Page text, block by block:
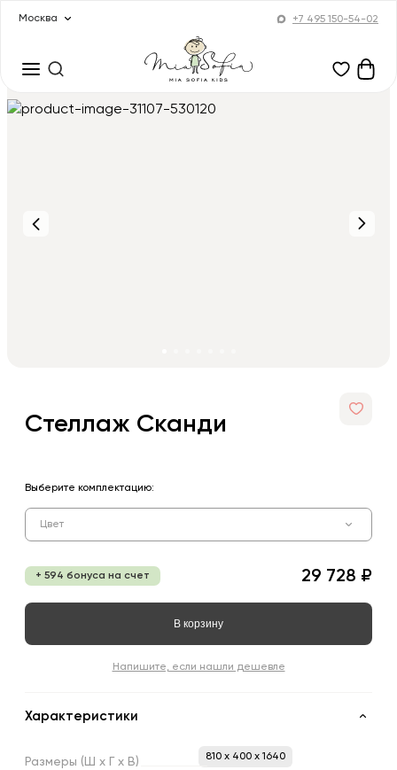
Москва +7 495 150-54-02
Стеллаж Сканди
Выберите комплектацию:
Цвет
+ 594 бонуса на счет 29 728 ₽
В корзину
Напишите, если нашли дешевле
Характеристики
Размеры (Ш х х В) 810 x 400 x 1640